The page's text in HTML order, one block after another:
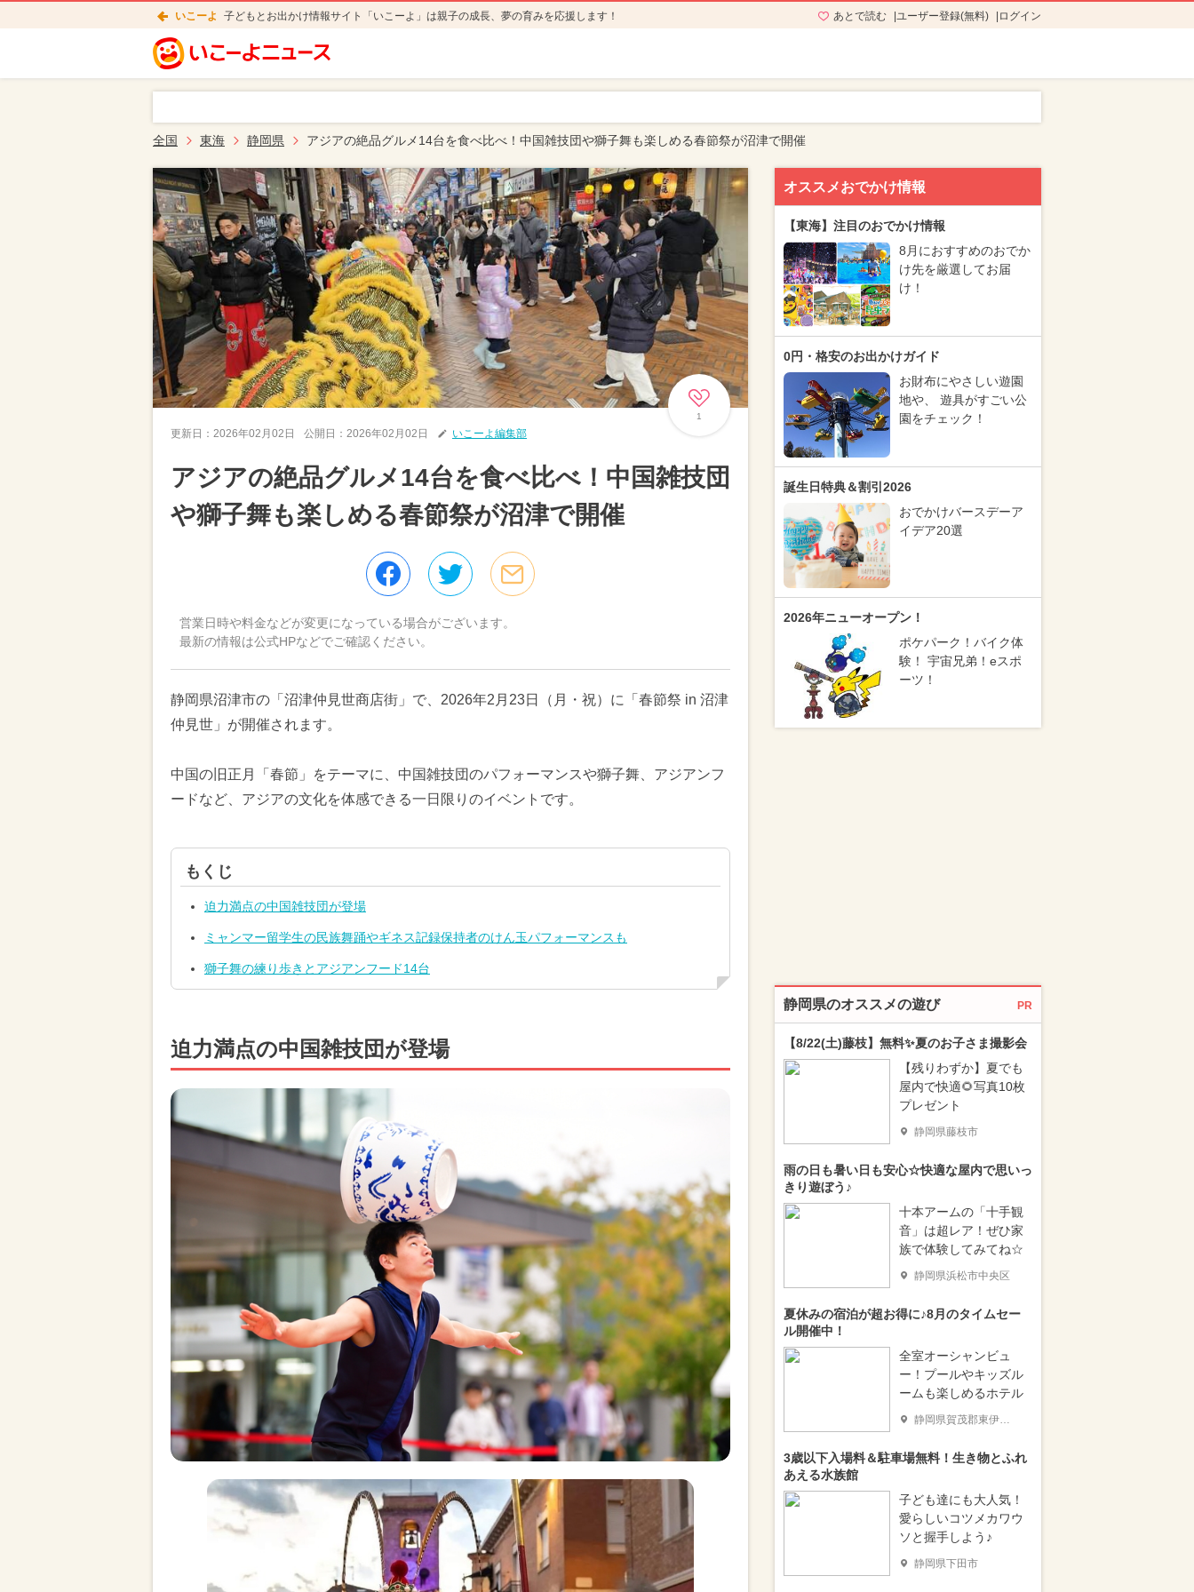
いこーよ 子どもとお出かけ情報サイト「いこーよ」は親子の成長、夢の育みを応援します！ あとで読む ユーザー登録(無料) ログイン
全国 東海 静岡県 アジアの絶品グルメ14台を食べ比べ！中国雑技団や獅子舞も楽しめる春節祭が沼津で開催
1
更新日： 2026年02月02日 公開日： 2026年02月02日 いこーよ編集部
アジアの絶品グルメ14台を食べ比べ！中国雑技団
や獅子舞も楽しめる春節祭が沼津で開催
営業日時や料金などが変更になっている場合がございます。
最新の情報は公式HPなどでご確認ください。
静岡県沼津市の「沼津仲見世商店街」で、2026年2月23日（月・祝）に「春節祭 in 沼津
仲見世」が開催されます。
中国の旧正月「春節」をテーマに、中国雑技団のパフォーマンスや獅子舞、アジアンフ
ードなど、アジアの文化を体感できる一日限りのイベントです。
もくじ
迫力満点の中国雑技団が登場
ミャンマー留学生の民族舞踊やギネス記録保持者のけん玉パフォーマンスも
獅子舞の練り歩きとアジアンフード14台
迫力満点の中国雑技団が登場
オススメおでかけ情報
【東海】注目のおでかけ情報
8月におすすめのおでか
け先を厳選してお届
け！
0円・格安のお出かけガイド
お財布にやさしい遊園
地や、 遊具がすごい公
園をチェック！
誕生日特典＆割引2026
おでかけバースデーア
イデア20選
2026年ニューオープン！
ポケパーク！バイク体
験！ 宇宙兄弟！eスポ
ーツ！
静岡県のオススメの遊び PR
【8/22(土)藤枝】無料✨夏のお子さま撮影会
【残りわずか】夏でも
屋内で快適🌻写真10枚
プレゼント
静岡県藤枝市
雨の日も暑い日も安心☆快適な屋内で思いっ
きり遊ぼう♪
十本アームの「十手観
音」は超レア！ぜひ家
族で体験してみてね☆
静岡県浜松市中央区
夏休みの宿泊が超お得に♪8月のタイムセー
ル開催中！
全室オーシャンビュ
ー！プールやキッズル
ームも楽しめるホテル
静岡県賀茂郡東伊豆町
3歳以下入場料＆駐車場無料！生き物とふれ
あえる水族館
子ども達にも大人気！
愛らしいコツメカワウ
ソと握手しよう♪
静岡県下田市